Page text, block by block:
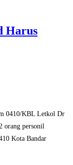
Harus
0410/KBL Letkol Dr
orang personil
Kota Bandar